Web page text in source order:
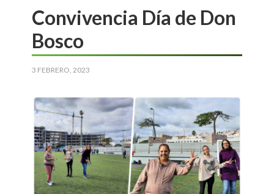
Convivencia Día de Don
Bosco
3 FEBRERO, 2023